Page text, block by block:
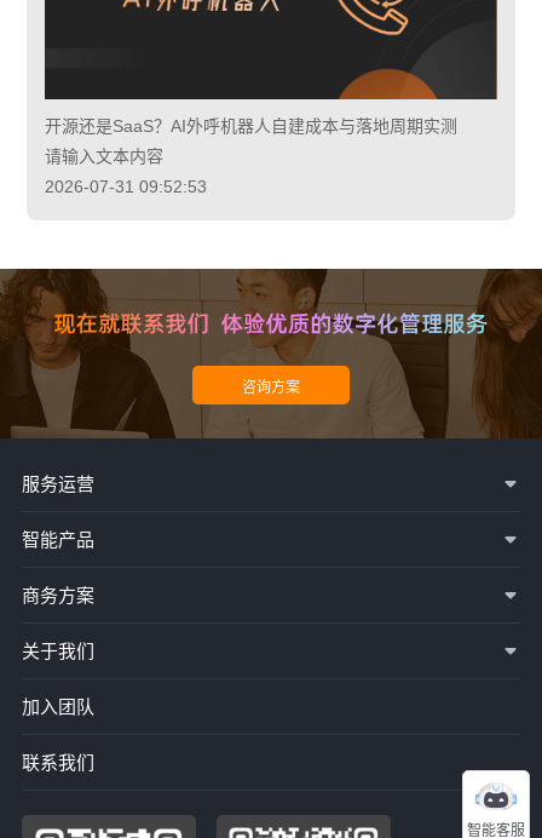
开源还是SaaS？AI外呼机器人自建成本与落地周期实测
请输入文本内容
2026-07-31 09:52:53
智能客服
服务运营
智能产品
商务方案
关于我们
加入团队
联系我们